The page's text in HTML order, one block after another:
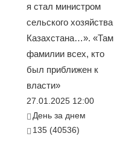
я стал министром
сельского хозяйства
Казахстана…». «Там
фамилии всех, кто
был приближен к
власти»
27.01.2025 12:00
День за днем
135 (40536)